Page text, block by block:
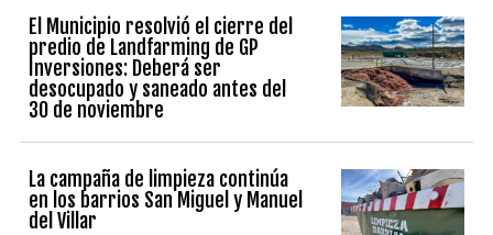
El Municipio resolvió el cierre del
predio de Landfarming de GP
Inversiones: Deberá ser
desocupado y saneado antes del
30 de noviembre
La campaña de limpieza continúa
en los barrios San Miguel y Manuel
del Villar